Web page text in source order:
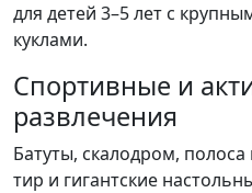
для детей 3–5 лет с
куклами.
Спортивные и
развлечения
Батуты, скалодром, полоса
тир и гигантские